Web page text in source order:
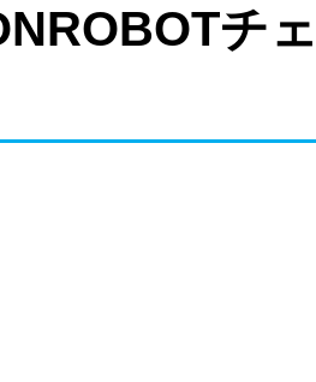
チ